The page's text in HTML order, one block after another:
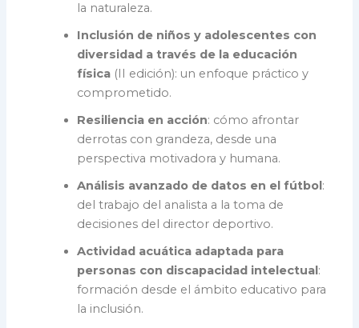
la naturaleza.
Inclusión de niños y adolescentes con
diversidad a través de la educación
física (II edición): un enfoque práctico y
comprometido.
Resiliencia en acción: cómo afrontar
derrotas con grandeza, desde una
perspectiva motivadora y humana.
Análisis avanzado de datos en el fútbol:
del trabajo del analista a la toma de
decisiones del director deportivo.
Actividad acuática adaptada para
personas con discapacidad intelectual:
formación desde el ámbito educativo para
la inclusión.